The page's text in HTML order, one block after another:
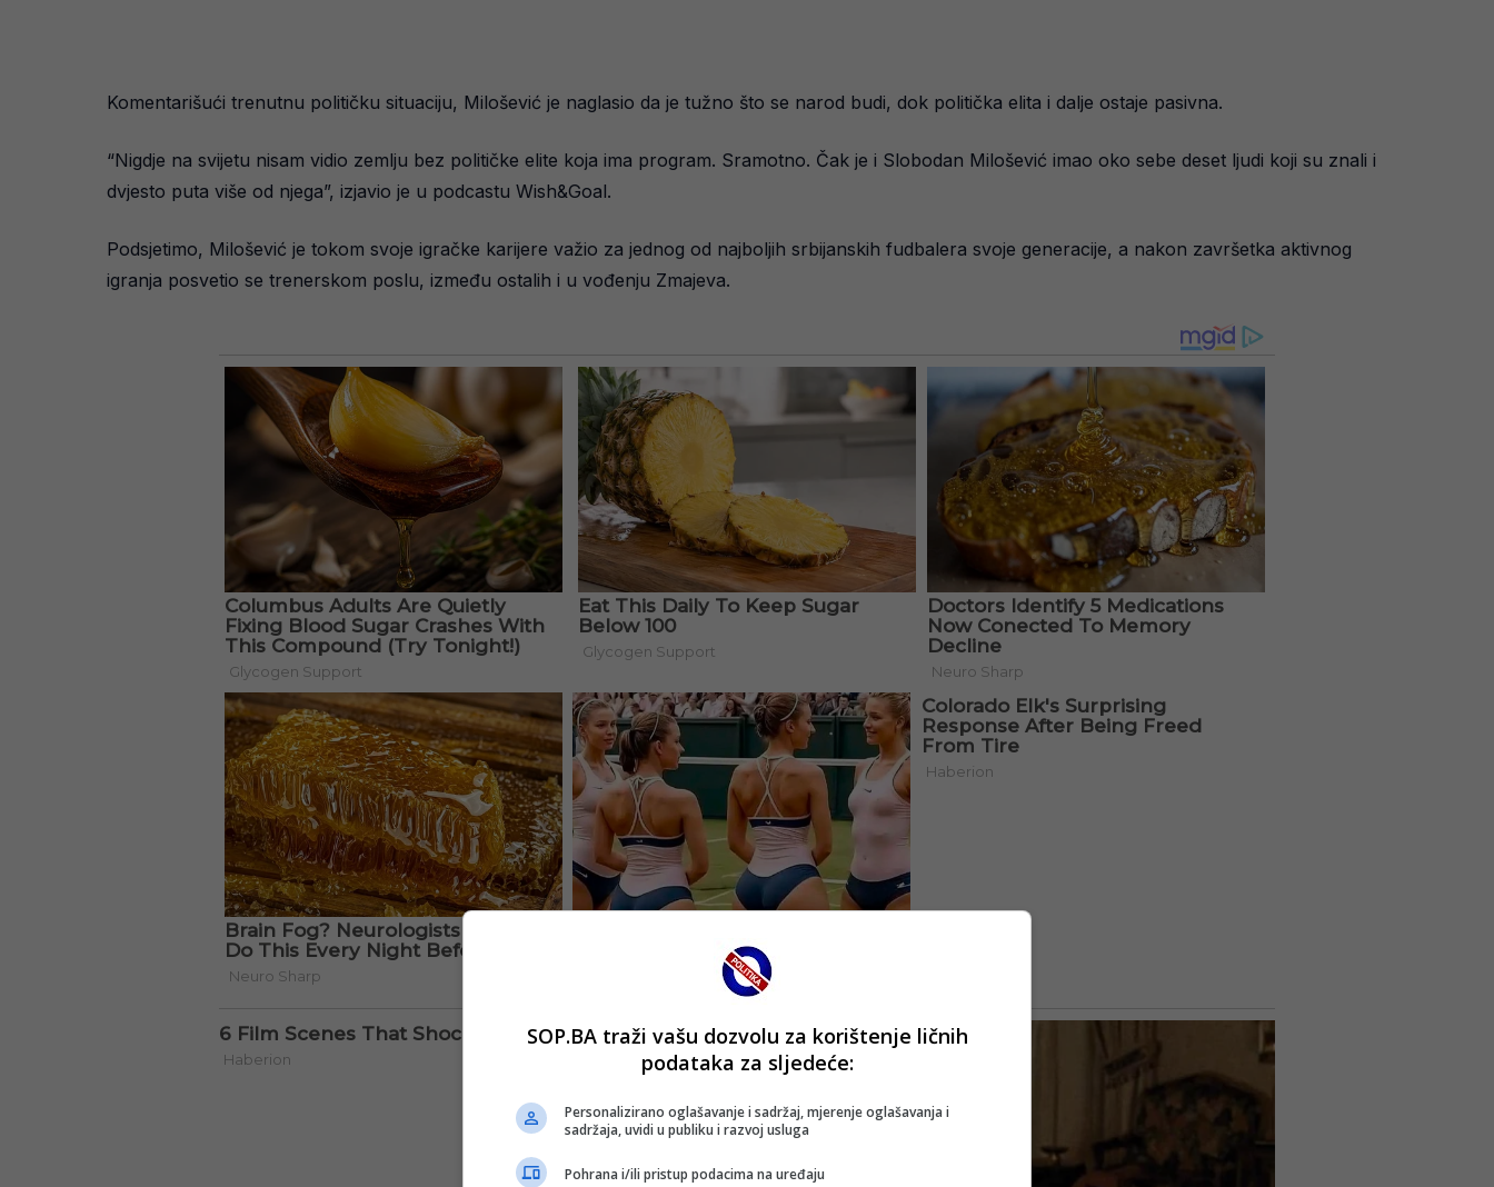
Komentarišući trenutnu političku situaciju, Milošević je naglasio da je tužno što se narod budi, dok politička elita i dalje ostaje pasivna.
“Nigdje na svijetu nisam vidio zemlju bez političke elite koja ima program. Sramotno. Čak je i Slobodan Milošević imao oko sebe deset ljudi koji su znali i
dvjesto puta više od njega”, izjavio je u podcastu Wish&Goal.
Podsjetimo, Milošević je tokom svoje igračke karijere važio za jednog od najboljih srbijanskih fudbalera svoje generacije, a nakon završetka aktivnog
igranja posvetio se trenerskom poslu, između ostalih i u vođenju Zmajeva.
SOP.BA traži vašu dozvolu za korištenje ličnih
podataka za sljedeće:
Personalizirano oglašavanje i sadržaj, mjerenje oglašavanja i
sadržaja, uvidi u publiku i razvoj usluga
Pohrana i/ili pristup podacima na uređaju